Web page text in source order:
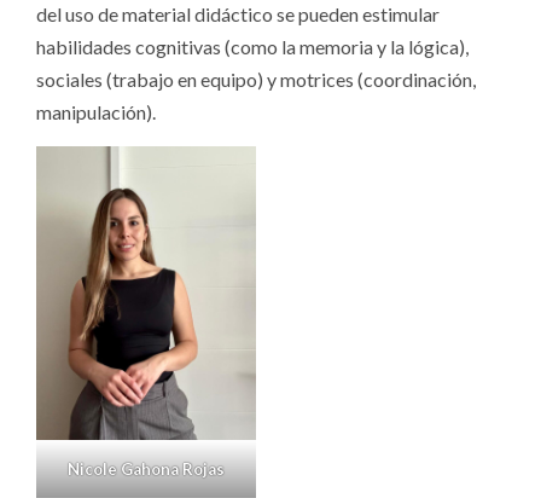
del uso de material didáctico se pueden estimular
habilidades cognitivas (como la memoria y la lógica),
sociales (trabajo en equipo) y motrices (coordinación,
manipulación).
Nicole Gahona Rojas